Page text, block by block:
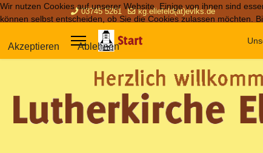
03745 5261 kg.ellefeld(at)evlks.de
Wir nutzen Cookies auf unserer Website. Einige von ihnen sind
können selbst entscheiden, ob Sie die Cookies zulassen möchten.
Akzeptieren Ablehnen